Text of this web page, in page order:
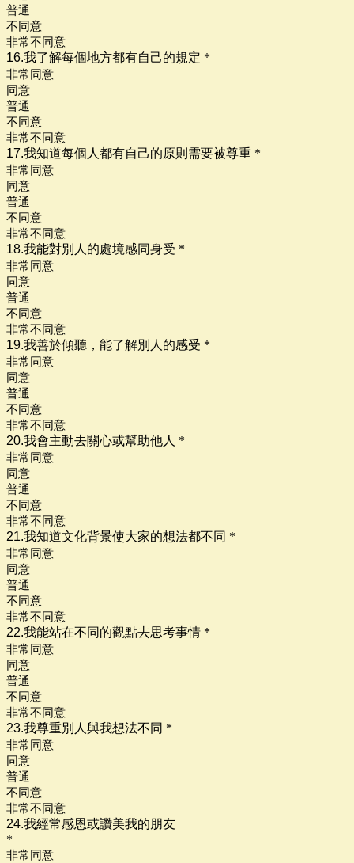
普通
不同意
非常不同意
16.我了解每個地方都有自己的規定 *
非常同意
同意
普通
不同意
非常不同意
17.我知道每個人都有自己的原則需要被尊重 *
非常同意
同意
普通
不同意
非常不同意
18.我能對別人的處境感同身受 *
非常同意
同意
普通
不同意
非常不同意
19.我善於傾聽，能了解別人的感受 *
非常同意
同意
普通
不同意
非常不同意
20.我會主動去關心或幫助他人 *
非常同意
同意
普通
不同意
非常不同意
21.我知道文化背景使大家的想法都不同 *
非常同意
同意
普通
不同意
非常不同意
22.我能站在不同的觀點去思考事情 *
非常同意
同意
普通
不同意
非常不同意
23.我尊重別人與我想法不同 *
非常同意
同意
普通
不同意
非常不同意
24.我經常感恩或讚美我的朋友
*
非常同意